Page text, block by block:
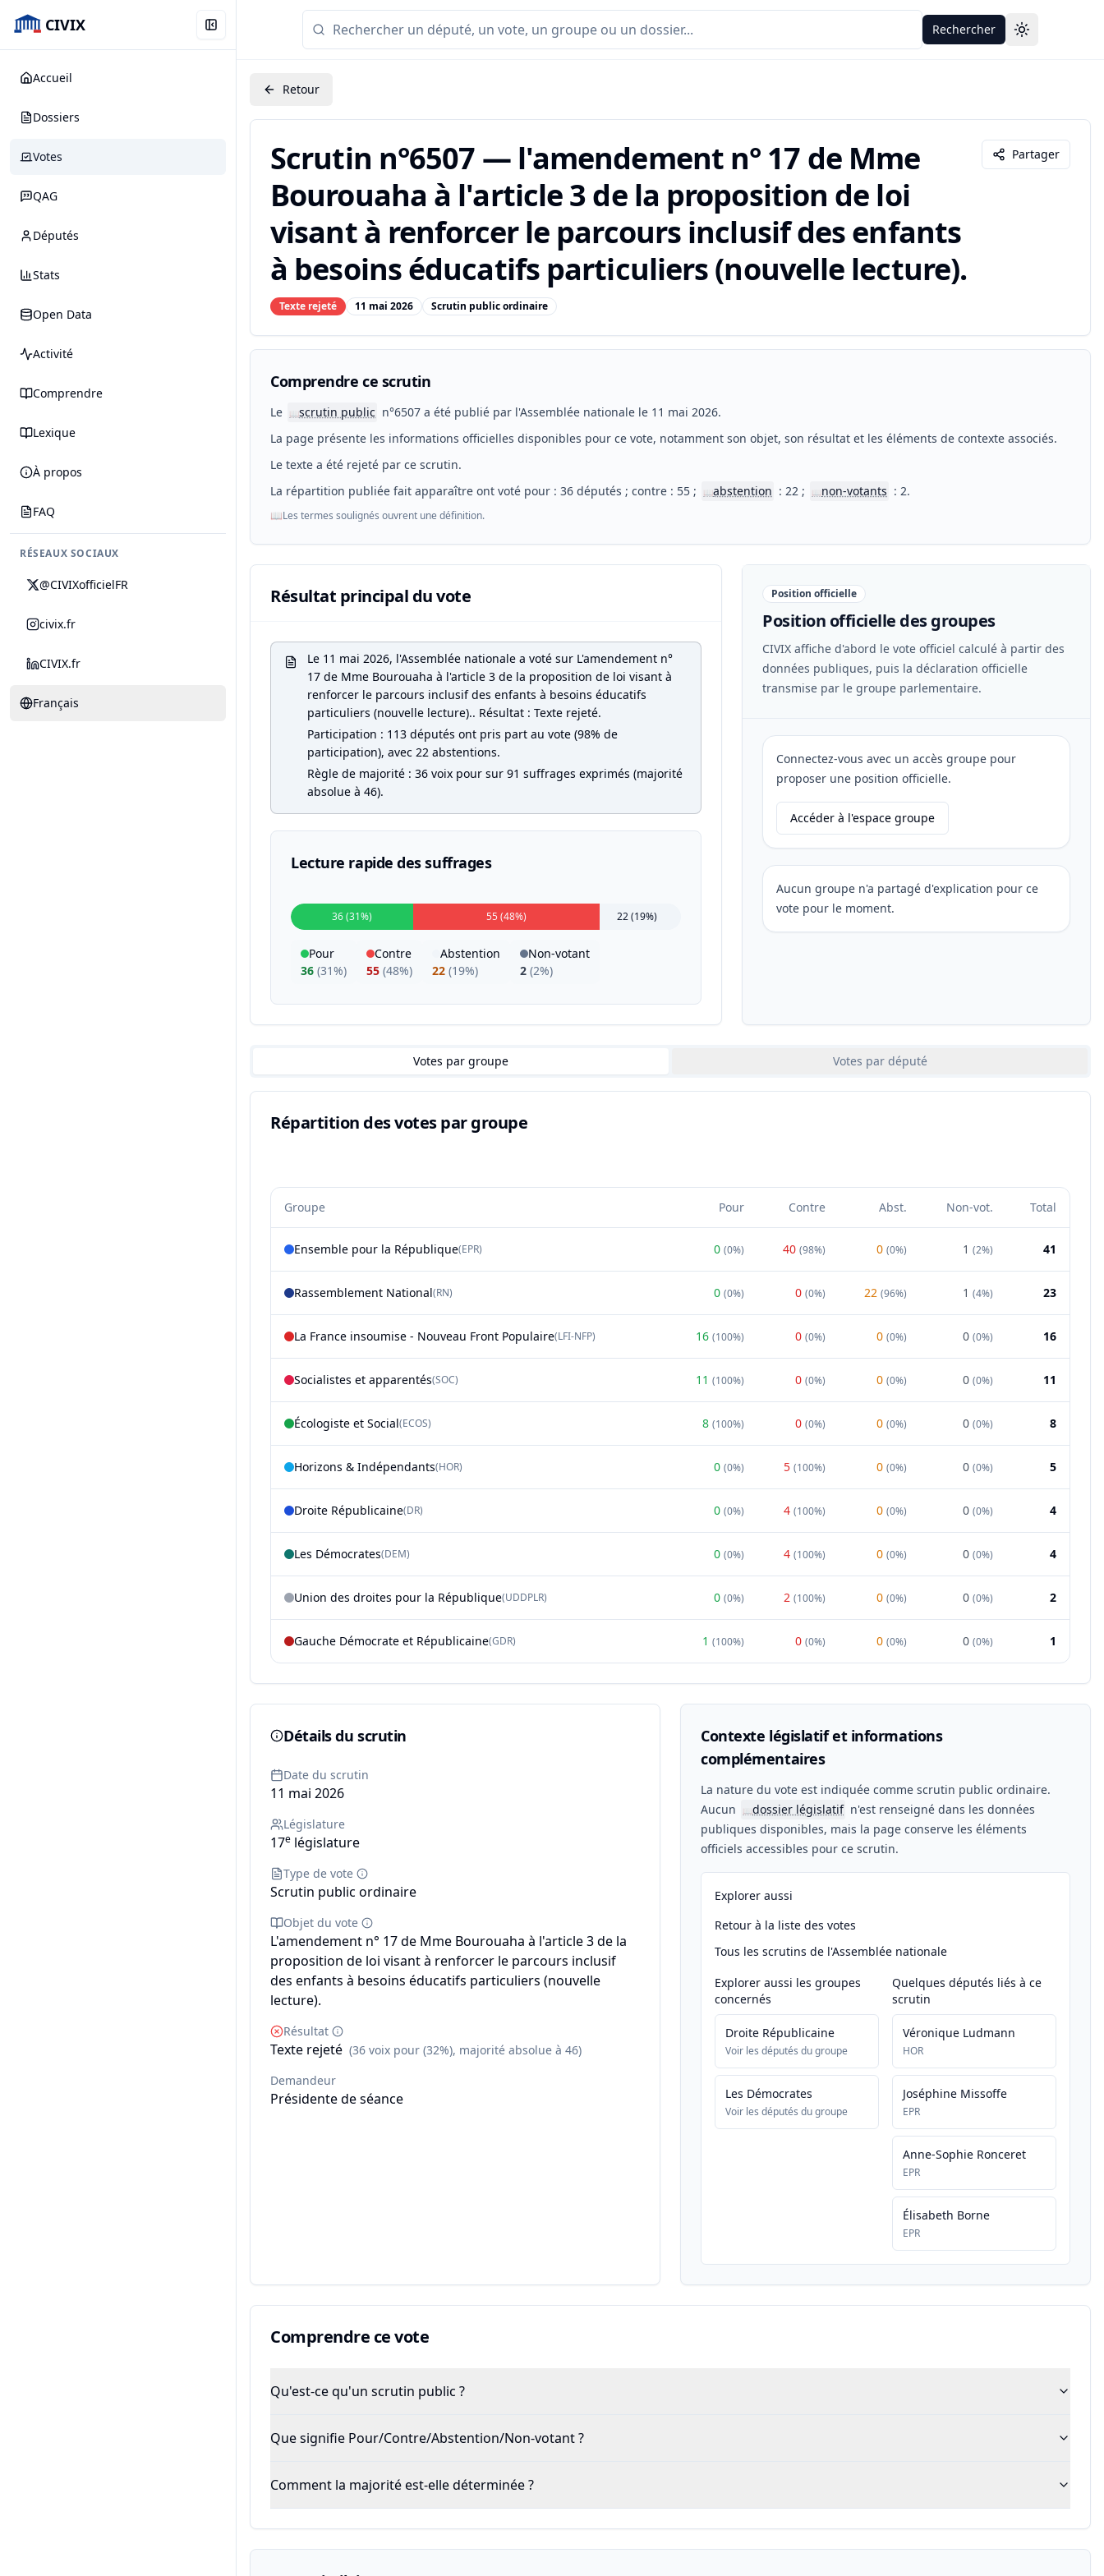
CIVIX
Accueil
Dossiers
Votes
QAG
Députés
Stats
Open Data
Activité
Comprendre
Lexique
À propos
FAQ
RÉSEAUX SOCIAUX
@CIVIXofficielFR
civix.fr
CIVIX.fr
Français
Rechercher Toggle theme
Retour
Scrutin n°6507 — l'amendement n° 17 de Mme
Bourouaha à l'article 3 de la proposition de loi
visant à renforcer le parcours inclusif des enfants
à besoins éducatifs particuliers (nouvelle lecture).
Texte rejeté 11 mai 2026 Scrutin public ordinaire
Partager
Comprendre ce scrutin
Le 📖scrutin public n°6507 a été publié par l'Assemblée nationale le 11 mai 2026.
La page présente les informations officielles disponibles pour ce vote, notamment son objet, son résultat et les éléments de contexte associés.
Le texte a été rejeté par ce scrutin.
La répartition publiée fait apparaître ont voté pour : 36 députés ; contre : 55 ;
📖abstention : 22 ; 📖non-votants : 2.
📖Les termes soulignés ouvrent une définition.
Résultat principal du vote
Le 11 mai 2026, l'Assemblée nationale a voté sur L'amendement n°
17 de Mme Bourouaha à l'article 3 de la proposition de loi visant à
renforcer le parcours inclusif des enfants à besoins éducatifs
particuliers (nouvelle lecture).. Résultat : Texte rejeté.
Participation : 113 députés ont pris part au vote (98% de
participation), avec 22 abstentions.
Règle de majorité : 36 voix pour sur 91 suffrages exprimés (majorité
absolue à 46).
Lecture rapide des suffrages
36 (31%) 55 (48%) 22 (19%)
Pour
36 (31%)
Contre
55 (48%)
Abstention
22 (19%)
Non-votant
2 (2%)
Position officielle
Position officielle des groupes
CIVIX affiche d'abord le vote officiel calculé à partir des
données publiques, puis la déclaration officielle
transmise par le groupe parlementaire.
Connectez-vous avec un accès groupe pour
proposer une position officielle.
Accéder à l'espace groupe
Aucun groupe n'a partagé d'explication pour ce
vote pour le moment.
Votes par groupe Votes par député
Répartition des votes par groupe
Groupe Pour Contre Abst. Non-vot. Total
Ensemble pour la République(EPR) 0 (0%) 40 (98%) 0 (0%) 1 (2%) 41
Rassemblement National(RN) 0 (0%) 0 (0%) 22 (96%) 1 (4%) 23
La France insoumise - Nouveau Front Populaire(LFI-NFP) 16 (100%) 0 (0%) 0 (0%) 0 (0%) 16
Socialistes et apparentés(SOC) 11 (100%) 0 (0%) 0 (0%) 0 (0%) 11
Écologiste et Social(ECOS) 8 (100%) 0 (0%) 0 (0%) 0 (0%) 8
Horizons & Indépendants(HOR) 0 (0%) 5 (100%) 0 (0%) 0 (0%) 5
Droite Républicaine(DR) 0 (0%) 4 (100%) 0 (0%) 0 (0%) 4
Les Démocrates(DEM) 0 (0%) 4 (100%) 0 (0%) 0 (0%) 4
Union des droites pour la République(UDDPLR) 0 (0%) 2 (100%) 0 (0%) 0 (0%) 2
Gauche Démocrate et Républicaine(GDR) 1 (100%) 0 (0%) 0 (0%) 0 (0%) 1
Détails du scrutin
Date du scrutin
11 mai 2026
Législature
17e législature
Type de vote
Scrutin public ordinaire
Objet du vote
L'amendement n° 17 de Mme Bourouaha à l'article 3 de la
proposition de loi visant à renforcer le parcours inclusif
des enfants à besoins éducatifs particuliers (nouvelle
lecture).
Résultat
Texte rejeté (36 voix pour (32%), majorité absolue à 46)
Demandeur
Présidente de séance
Contexte législatif et informations
complémentaires
La nature du vote est indiquée comme scrutin public ordinaire.
Aucun
📖dossier législatif n'est renseigné dans les données
publiques disponibles, mais la page conserve les éléments
officiels accessibles pour ce scrutin.
Explorer aussi
Retour à la liste des votes
Tous les scrutins de l'Assemblée nationale
Explorer aussi les groupes
concernés
Droite Républicaine
Voir les députés du groupe
Les Démocrates
Voir les députés du groupe
Quelques députés liés à ce
scrutin
Véronique Ludmann
HOR
Joséphine Missoffe
EPR
Anne-Sophie Ronceret
EPR
Élisabeth Borne
EPR
Comprendre ce vote
Qu'est-ce qu'un scrutin public ?
Que signifie Pour/Contre/Abstention/Non-votant ?
Comment la majorité est-elle déterminée ?